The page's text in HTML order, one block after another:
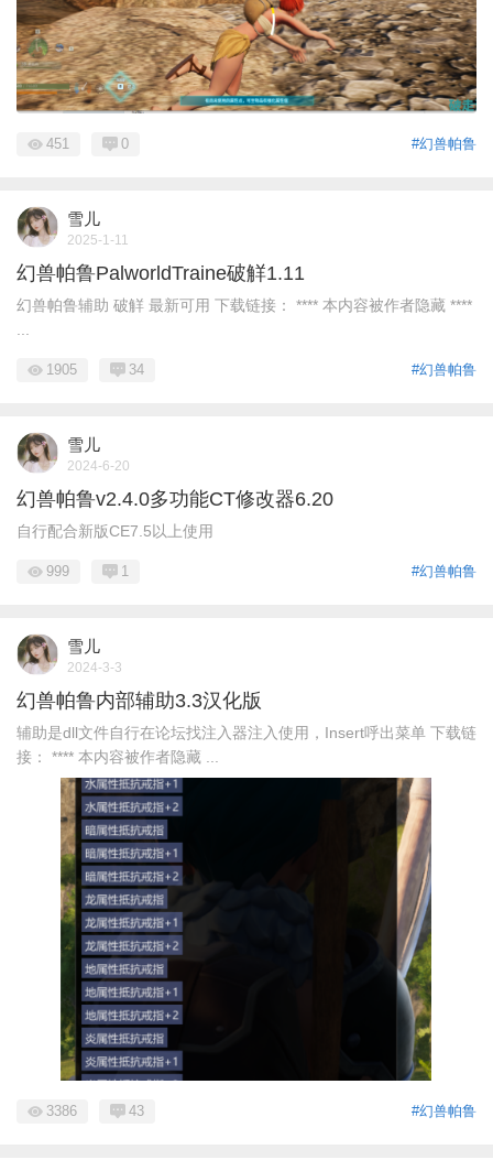
#幻兽帕鲁
451 0
雪儿
2025-1-11
幻兽帕鲁PalworldTraine破觧1.11
幻兽帕鲁辅助 破觧 最新可用 下载链接： **** 本内容被作者隐藏 ****
#幻兽帕鲁
1905 34
雪儿
2024-6-20
幻兽帕鲁v2.4.0多功能CT修改器6.20
自行配合新版CE7.5以上使用
#幻兽帕鲁
999 1
雪儿
2024-3-3
幻兽帕鲁内部辅助3.3汉化版
辅助是dll文件自行在论坛找注入器注入使用，Insert呼出菜单 下载链
接： **** 本内容被作者隐藏 ...
#幻兽帕鲁
3386 43